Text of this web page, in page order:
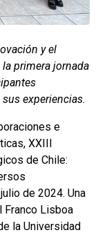
y el
primera jornada
experiencias.
e
XXIII
de Chile:
de 2024. Una
Franco Lisboa
la Universidad